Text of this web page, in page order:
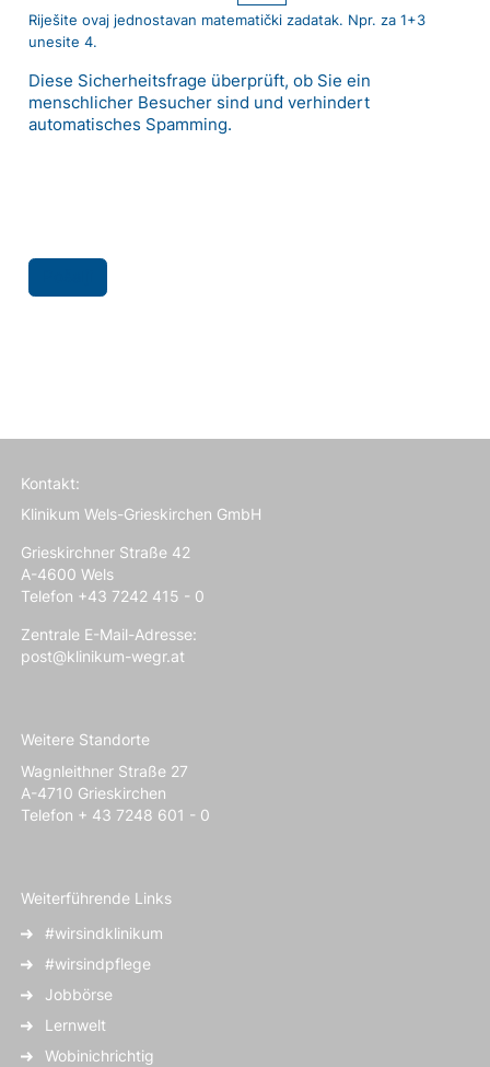
Riješite ovaj jednostavan matematički zadatak. Npr. za 1+3
unesite 4.
Diese Sicherheitsfrage überprüft, ob Sie ein
menschlicher Besucher sind und verhindert
automatisches Spamming.
Kontakt:
Klinikum Wels-Grieskirchen GmbH
Grieskirchner Straße 42
A-4600 Wels
Telefon +43 7242 415 - 0
Zentrale E-Mail-Adresse:
post@klinikum-wegr.at
Weitere Standorte
Wagnleithner Straße 27
A-4710 Grieskirchen
Telefon + 43 7248 601 - 0
Weiterführende Links
#wirsindklinikum
#wirsindpflege
Jobbörse
Lernwelt
Wobinichrichtig